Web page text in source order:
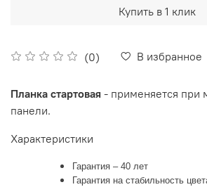
(0) В избранное
Купить в 1 клик
Планка стартовая - применяется при
панели.
Характеристики
Гарантия – 40 лет
Гарантия на стабильность